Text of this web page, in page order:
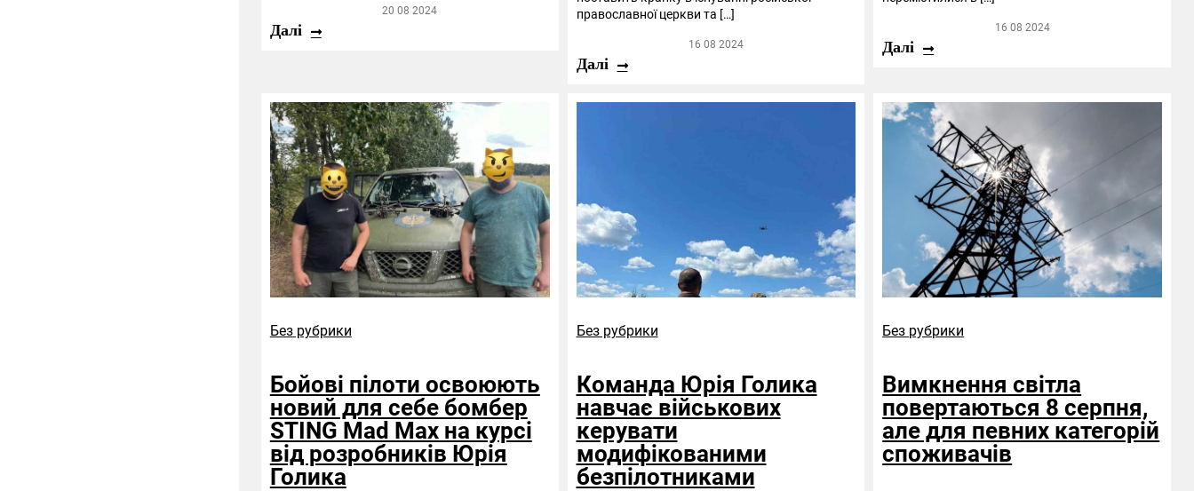
20 08 2024
Далі
православної церкви та […]
16 08 2024
Далі
16 08 2024
Далі
Без рубрики
Бойові пілоти освоюють
новий для себе бомбер
STING Mad Max на курсі
від розробників Юрія
Голика
Без рубрики
Команда Юрія Голика
навчає військових
керувати
модифікованими
безпілотниками
Без рубрики
Вимкнення світла
повертаються 8 серпня,
але для певних категорій
споживачів